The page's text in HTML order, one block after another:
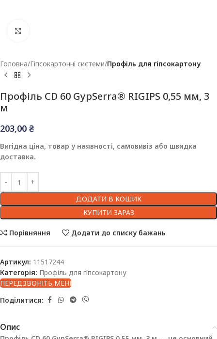
Головна Гіпсокартонні системи Профіль для гіпсокартону
Профіль CD 60 GypSerra® RIGIPS 0,55 мм, 3
м
203,00 ₴
Вигідна ціна, товар у наявності, самовивіз або швидка
доставка.
ДОДАТИ В КОШИК
КУПИТИ ЗАРАЗ
Порівняння Додати до списку бажань
Артикул: 11517244
Категорія: Профіль для гіпсокартону
ПЕРЕДЗВОНІТЬ МЕНІ
Поділитися:
Опис